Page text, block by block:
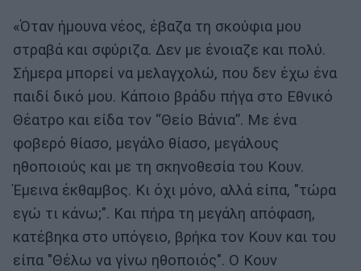
«Όταν ήμουνα νέος, έβαζα τη σκούφια μου
στραβά και σφύριζα. Δεν με ένοιαζε και πολύ.
Σήμερα μπορεί να μελαγχολώ, που δεν έχω ένα
παιδί δικό μου. Κάποιο βράδυ πήγα στο Εθνικό
Θέατρο και είδα τον “Θείο Βάνια”. Με ένα
φοβερό θίασο, μεγάλο θίασο, μεγάλους
ηθοποιούς και με τη σκηνοθεσία του Κουν.
Έμεινα έκθαμβος. Κι όχι μόνο, αλλά είπα, "τώρα
εγώ τι κάνω;". Και πήρα τη μεγάλη απόφαση,
κατέβηκα στο υπόγειο, βρήκα τον Κουν και του
είπα "Θέλω να γίνω ηθοποιός". Ο Κουν